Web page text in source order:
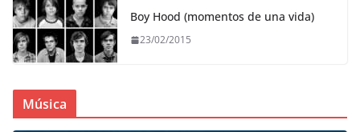
Boy Hood (momentos de una vida)
23/02/2015
Música